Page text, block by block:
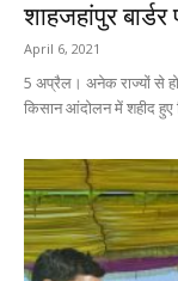
शाहजहांपुर
April 6, 2021
5 अप्रैल। अनेक राज्यों से
किसान आंदोलन में शहीद हुए